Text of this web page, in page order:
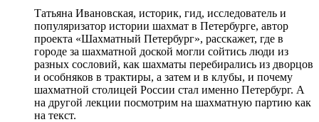
Татьяна Ивановская, историк, гид, исследователь и
популяризатор истории шахмат в Петербурге, автор
проекта «Шахматный Петербург», расскажет, где в
городе за шахматной доской могли сойтись люди из
разных сословий, как шахматы перебирались из дворцов
и особняков в трактиры, а затем и в клубы, и почему
шахматной столицей России стал именно Петербург. А
на другой лекции посмотрим на шахматную партию как
на текст.